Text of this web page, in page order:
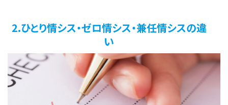
2.ひとり情シス・ゼロ情シス・兼任情シスの違
い